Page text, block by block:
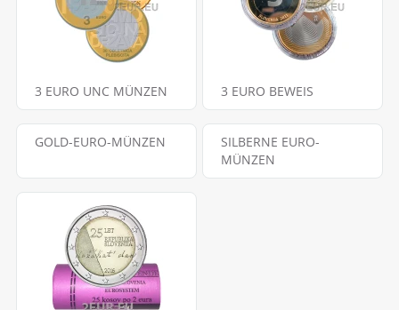
3 EURO UNC MÜNZEN 3 EURO BEWEIS
GOLD-EURO-MÜNZEN
SILBERNE EURO-
MÜNZEN